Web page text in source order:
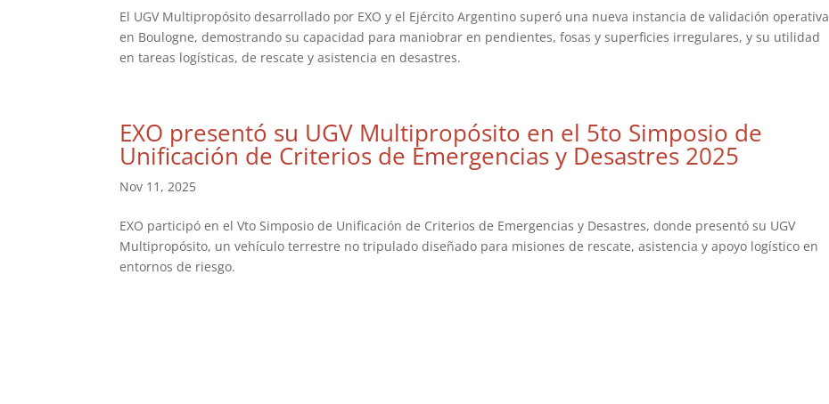
El UGV Multipropósito desarrollado por EXO y el Ejército Argentino superó una nueva instancia de validación operativa
en Boulogne, demostrando su capacidad para maniobrar en pendientes, fosas y superficies irregulares, y su utilidad
en tareas logísticas, de rescate y asistencia en desastres.
EXO presentó su UGV Multipropósito en el 5to Simposio de
Unificación de Criterios de Emergencias y Desastres 2025
Nov 11, 2025
EXO participó en el Vto Simposio de Unificación de Criterios de Emergencias y Desastres, donde presentó su UGV
Multipropósito, un vehículo terrestre no tripulado diseñado para misiones de rescate, asistencia y apoyo logístico en
entornos de riesgo.